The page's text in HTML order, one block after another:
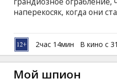
наперекосяк, когда они
легендарной ролевой
приключении! Фильм на
русском языках.
2час 14мин В кино с
Мой шпион